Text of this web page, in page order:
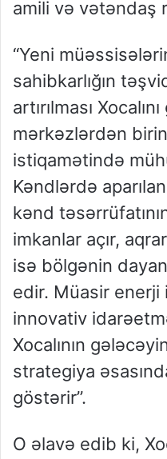
amili və vətəndaş
“Yeni
sahibkarlığın
artırılması
mərkəzlərdən
istiqamətində
Kəndlərdə
kənd
imkanlar açır,
isə bölgənin
edir. Müasir
innovativ
Xocalının
strategiya
göstərir”.
O əlavə edib ki,